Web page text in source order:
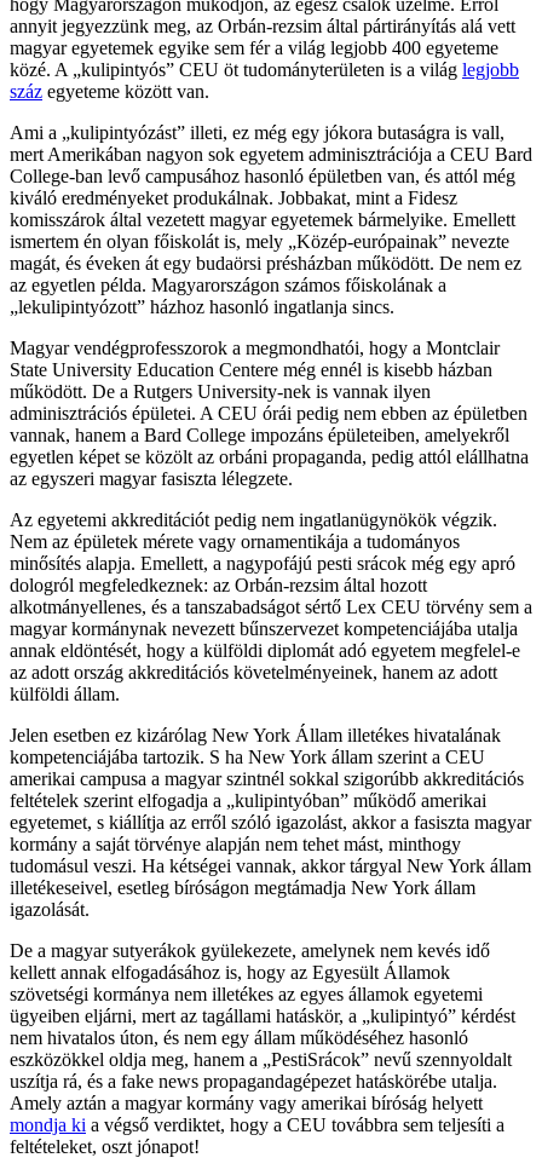
annyit jegyezzünk meg, az Orbán-rezsim által pártirányítás alá vett
magyar egyetemek egyike sem fér a világ legjobb 400 egyeteme
közé. A „kulipintyós” CEU öt tudományterületen is a világ legjobb
száz egyeteme között van.
Ami a „kulipintyózást” illeti, ez még egy jókora butaságra is vall,
mert Amerikában nagyon sok egyetem adminisztrációja a CEU Bard
College-ban levő campusához hasonló épületben van, és attól még
kiváló eredményeket produkálnak. Jobbakat, mint a Fidesz
komisszárok által vezetett magyar egyetemek bármelyike. Emellett
ismertem én olyan főiskolát is, mely „Közép-európainak” nevezte
magát, és éveken át egy budaörsi présházban működött. De nem ez
az egyetlen példa. Magyarországon számos főiskolának a
„lekulipintyózott” házhoz hasonló ingatlanja sincs.
Magyar vendégprofesszorok a megmondhatói, hogy a Montclair
State University Education Centere még ennél is kisebb házban
működött. De a Rutgers University-nek is vannak ilyen
adminisztrációs épületei. A CEU órái pedig nem ebben az épületben
vannak, hanem a Bard College impozáns épületeiben, amelyekről
egyetlen képet se közölt az orbáni propaganda, pedig attól elállhatna
az egyszeri magyar fasiszta lélegzete.
Az egyetemi akkreditációt pedig nem ingatlanügynökök végzik.
Nem az épületek mérete vagy ornamentikája a tudományos
minősítés alapja. Emellett, a nagypofájú pesti srácok még egy apró
dologról megfeledkeznek: az Orbán-rezsim által hozott
alkotmányellenes, és a tanszabadságot sértő Lex CEU törvény sem a
magyar kormánynak nevezett bűnszervezet kompetenciájába utalja
annak eldöntését, hogy a külföldi diplomát adó egyetem megfelel-e
az adott ország akkreditációs követelményeinek, hanem az adott
külföldi állam.
Jelen esetben ez kizárólag New York Állam illetékes hivatalának
kompetenciájába tartozik. S ha New York állam szerint a CEU
amerikai campusa a magyar szintnél sokkal szigorúbb akkreditációs
feltételek szerint elfogadja a „kulipintyóban” működő amerikai
egyetemet, s kiállítja az erről szóló igazolást, akkor a fasiszta magyar
kormány a saját törvénye alapján nem tehet mást, minthogy
tudomásul veszi. Ha kétségei vannak, akkor tárgyal New York állam
illetékeseivel, esetleg bíróságon megtámadja New York állam
igazolását.
De a magyar sutyerákok gyülekezete, amelynek nem kevés idő
kellett annak elfogadásához is, hogy az Egyesült Államok
szövetségi kormánya nem illetékes az egyes államok egyetemi
ügyeiben eljárni, mert az tagállami hatáskör, a „kulipintyó” kérdést
nem hivatalos úton, és nem egy állam működéséhez hasonló
eszközökkel oldja meg, hanem a „PestiSrácok” nevű szennyoldalt
uszítja rá, és a fake news propagandagépezet hatáskörébe utalja.
Amely aztán a magyar kormány vagy amerikai bíróság helyett
mondja ki a végső verdiktet, hogy a CEU továbbra sem teljesíti a
feltételeket, oszt jónapot!